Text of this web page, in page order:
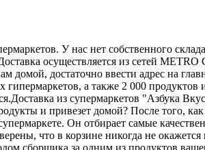
У нас нет собственного
осуществляется из сетей
достаточно ввести адрес на
а также 2 000
из супермаркетов "Азбука
и привезет домой? После того,
Он отбирает самые
что в корзине никогда не
сборщика за одним из продуктов